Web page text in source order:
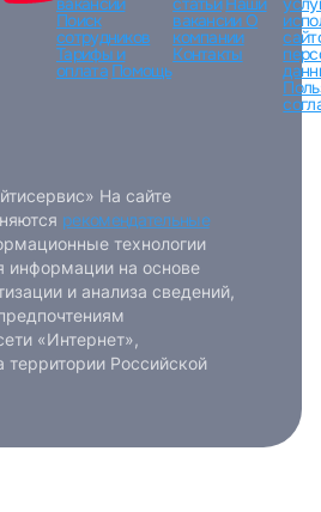
Поиск
сотрудников
Тарифы и
оплата Помощь
вакансииО
компании
Контакты
На сайте
рекомендательные
технологии
информации на основе
и анализа сведений,
«Интернет»,
территории Российской